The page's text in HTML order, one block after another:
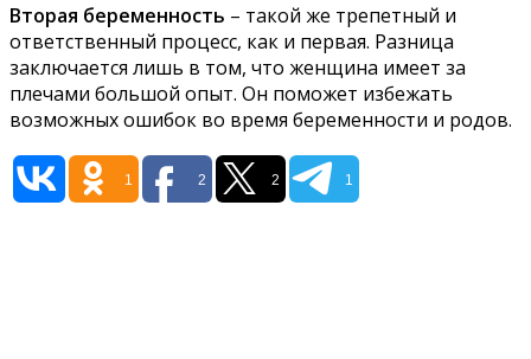
Вторая беременность – такой же трепетный и
ответственный процесс, как и первая. Разница
заключается лишь в том, что женщина имеет за
плечами большой опыт. Он поможет избежать
возможных ошибок во время беременности и родов.
1 2 2 1